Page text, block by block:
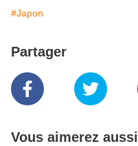
#Japon
Partager
Vous aimerez aussi